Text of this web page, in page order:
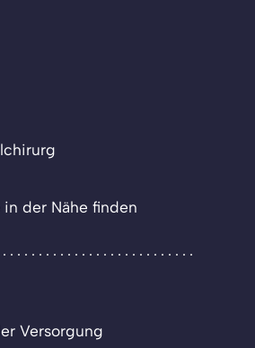
der Nähe finden
Versorgung